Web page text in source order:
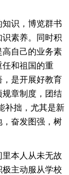
识，博览群书
素养。同时积
自己的业务素
任和祖国的重
是开展好教育
章制度，团结
补拙，尤其是新
奋发图强，树
本人从未无故
主动服从学校